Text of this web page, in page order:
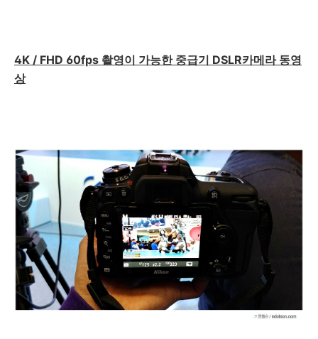
4K / FHD 60fps 촬영이 가능한 중급기 DSLR카메라 동영
상